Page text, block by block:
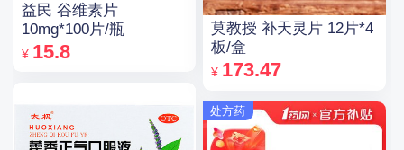
益民 谷维素片
10mg*100片/瓶
¥ 15.8
莫教授 补天灵片 12片*4
板/盒
¥ 173.47
处方药